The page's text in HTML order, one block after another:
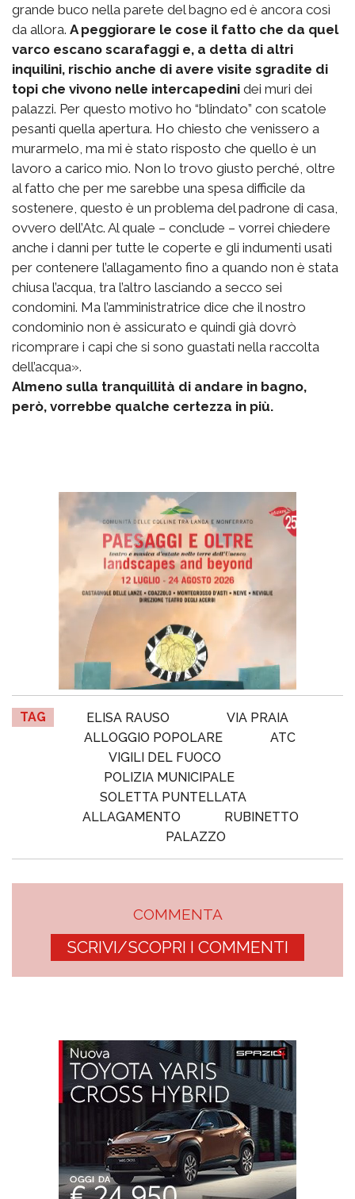
grande buco nella parete del bagno ed è ancora così
da allora. A peggiorare le cose il fatto che da quel
varco escano scarafaggi e, a detta di altri
inquilini, rischio anche di avere visite sgradite di
topi che vivono nelle intercapedini dei muri dei
palazzi. Per questo motivo ho “blindato” con scatole
pesanti quella apertura. Ho chiesto che venissero a
murarmelo, ma mi è stato risposto che quello è un
lavoro a carico mio. Non lo trovo giusto perché, oltre
al fatto che per me sarebbe una spesa difficile da
sostenere, questo è un problema del padrone di casa,
ovvero dell’Atc. Al quale – conclude – vorrei chiedere
anche i danni per tutte le coperte e gli indumenti usati
per contenere l’allagamento fino a quando non è stata
chiusa l’acqua, tra l’altro lasciando a secco sei
condomini. Ma l’amministratrice dice che il nostro
condominio non è assicurato e quindi già dovrò
ricomprare i capi che si sono guastati nella raccolta
dell’acqua».
Almeno sulla tranquillità di andare in bagno,
però, vorrebbe qualche certezza in più.
TAG ELISA RAUSO
VIA PRAIA
ALLOGGIO POPOLARE
ATC
VIGILI DEL FUOCO
POLIZIA MUNICIPALE
SOLETTA PUNTELLATA
ALLAGAMENTO
RUBINETTO
PALAZZO
COMMENTA
SCRIVI/SCOPRI I COMMENTI